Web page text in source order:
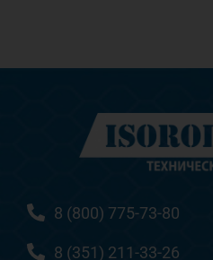
8 (800) 775-73-80
8 (351) 211-33-26